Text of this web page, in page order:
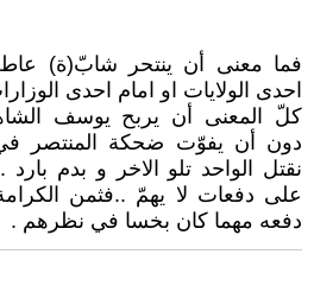
فما معنى أن ينتحر شابّ(ة)
احدى الولايات او امام احدى
كلّ المعنى أن يربح يوسف
دون أن يفوّت ضحكة المنتصر
نقتل الواحد تلو الاخر و بدم
على دفعات لا يهمّ ..فثمن
دفعه مهما كان بخسا في نظرهم .